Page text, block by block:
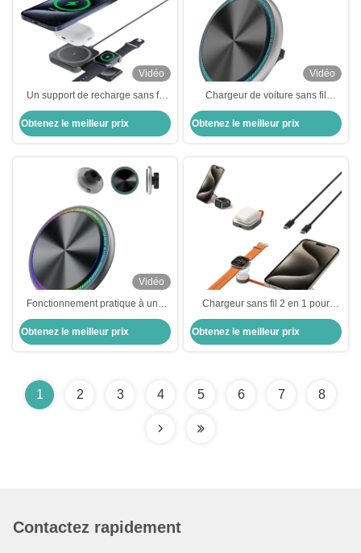
Vidéo
Un support de recharge sans fil
pratique et polyvalent pour les
modes de vie modernes
Obtenez le meilleur prix
Vidéo
Chargeur de voiture sans fil
magnétique métallique avec
charge rapide et conception
stable
Obtenez le meilleur prix
Vidéo
Fonctionnement pratique à une
main avec support de charge sans
fil magnétique pour automobile et
luminaire de course
Obtenez le meilleur prix
Chargeur sans fil 2 en 1 pour
téléphone et montre avec
plusieurs scénarios d'utilisation
Obtenez le meilleur prix
1 2 3 4 5 6 7 8
Contactez rapidement